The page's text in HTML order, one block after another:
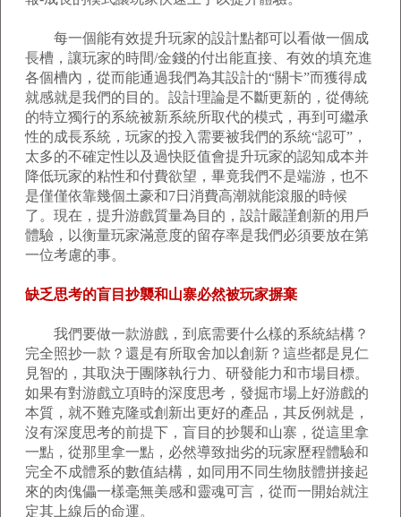
每一個能有效提升玩家的設計點都可以看做一個成
長槽，讓玩家的時間/金錢的付出能直接、有效的填充進
各個槽內，從而能通過我們為其設計的“關卡”而獲得成
就感就是我們的目的。設計理論是不斷更新的，從傳統
的特立獨行的系統被新系統所取代的模式，再到可繼承
性的成長系統，玩家的投入需要被我們的系統“認可”，
太多的不確定性以及過快貶值會提升玩家的認知成本并
降低玩家的粘性和付費欲望，畢竟我們不是端游，也不
是僅僅依靠幾個土豪和7日消費高潮就能滾服的時候
了。現在，提升游戲質量為目的，設計嚴謹創新的用戶
體驗，以衡量玩家滿意度的留存率是我們必須要放在第
一位考慮的事。
缺乏思考的盲目抄襲和山寨必然被玩家摒棄
我們要做一款游戲，到底需要什么樣的系統結構？
完全照抄一款？還是有所取舍加以創新？這些都是見仁
見智的，其取決于團隊執行力、研發能力和市場目標。
如果有對游戲立項時的深度思考，發掘市場上好游戲的
本質，就不難克隆或創新出更好的產品，其反例就是，
沒有深度思考的前提下，盲目的抄襲和山寨，從這里拿
一點，從那里拿一點，必然導致拙劣的玩家歷程體驗和
完全不成體系的數值結構，如同用不同生物肢體拼接起
來的肉傀儡一樣毫無美感和靈魂可言，從而一開始就注
定其上線后的命運。